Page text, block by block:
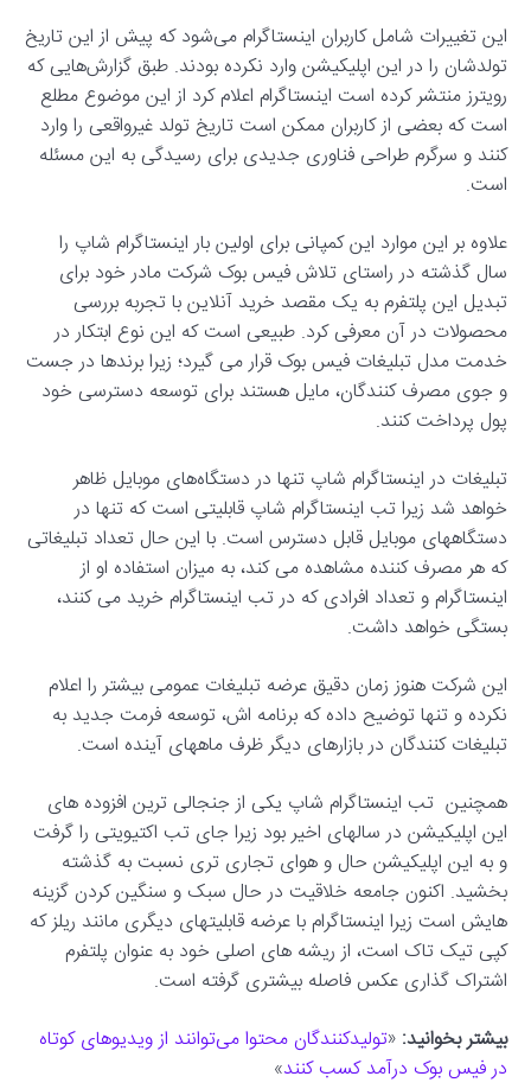
این تغییرات شامل کاربران اینستاگرام می‌شود که پیش از این تاریخ
تولدشان را در این اپلیکیشن وارد نکرده بودند. طبق گزارش‌هایی که
رویترز منتشر کرده است اینستاگرام اعلام کرد از این موضوع مطلع
است که بعضی از کاربران ممکن است تاریخ تولد غیرواقعی را وارد
کنند و سرگرم طراحی فناوری جدیدی برای رسیدگی به این مسئله
است.
علاوه بر این موارد این کمپانی برای اولین بار اینستاگرام شاپ را
سال گذشته در راستای تلاش فیس بوک شرکت مادر خود برای
تبدیل این پلتفرم به یک مقصد خرید آنلاین با تجربه بررسی
محصولات در آن معرفی کرد. طبیعی است که این نوع ابتکار در
خدمت مدل تبلیغات فیس بوک قرار می گیرد؛ زیرا برندها در جست
و جوی مصرف کنندگان، مایل هستند برای توسعه دسترسی خود
پول پرداخت کنند.
تبلیغات در اینستاگرام شاپ تنها در دستگاه‌های موبایل ظاهر
خواهد شد زیرا تب اینستاگرام شاپ قابلیتی است که تنها در
دستگاههای موبایل قابل دسترس است. با این حال تعداد تبلیغاتی
که هر مصرف کننده مشاهده می کند، به میزان استفاده او از
اینستاگرام و تعداد افرادی که در تب اینستاگرام خرید می کنند،
بستگی خواهد داشت.
این شرکت هنوز زمان دقیق عرضه تبلیغات عمومی بیشتر را اعلام
نکرده و تنها توضیح داده که برنامه اش، توسعه فرمت جدید به
تبلیغات کنندگان در بازارهای دیگر ظرف ماههای آینده است.
همچنین تب اینستاگرام شاپ یکی از جنجالی ترین افزوده های
این اپلیکیشن در سالهای اخیر بود زیرا جای تب اکتیویتی را گرفت
و به این اپلیکیشن حال و هوای تجاری تری نسبت به گذشته
بخشید. اکنون جامعه خلاقیت در حال سبک و سنگین کردن گزینه
هایش است زیرا اینستاگرام با عرضه قابلیتهای دیگری مانند ریلز که
کپی تیک تاک است، از ریشه های اصلی خود به عنوان پلتفرم
اشتراک گذاری عکس فاصله بیشتری گرفته است.
بیشتر بخوانید: «تولیدکنندگان محتوا می‌توانند از ویدیوهای کوتاه
در فیس بوک درآمد کسب کنند»